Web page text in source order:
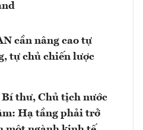
cần nâng cao tự
tự chủ chiến lược
Bí thư, Chủ tịch nước
Hạ tầng phải trở